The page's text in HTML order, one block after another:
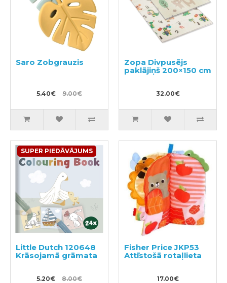
Saro Zobgrauzis
5.40€ 9.00€
Zopa Divpusējs
paklājiņš 200×150 cm
32.00€
SUPER PIEDĀVĀJUMS
Little Dutch 120648
Krāsojamā grāmata
5.20€ 8.00€
Fisher Price JKP53
Attīstošā rotaļlieta
17.00€